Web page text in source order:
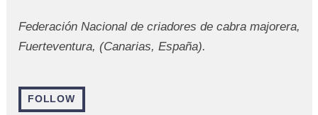
Federación Nacional de criadores de cabra majorera,
Fuerteventura, (Canarias, España).
FOLLOW